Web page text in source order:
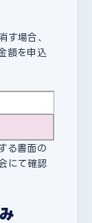
す場合、
額を申込
る書面の
にて確認